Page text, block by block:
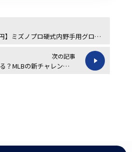
【買取金額 35,000円】ミズノプロ硬式内野手用グローブの買取実績
次の記事
ヘルメットを叩けば判定が覆る？MLBの新チャレンジ制度を整理する